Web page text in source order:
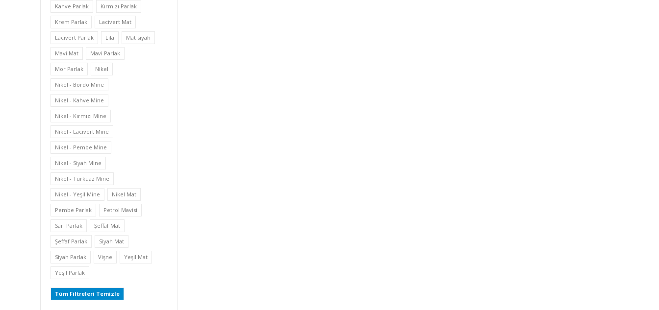
Kahve Parlak Kırmızı Parlak
Krem Parlak Lacivert Mat
Lacivert Parlak Lila Mat siyah
Mavi Mat Mavi Parlak
Mor Parlak Nikel
Nikel - Bordo Mine
Nikel - Kahve Mine
Nikel - Kırmızı Mine
Nikel - Lacivert Mine
Nikel - Pembe Mine
Nikel - Siyah Mine
Nikel - Turkuaz Mine
Nikel - Yeşil Mine Nikel Mat
Pembe Parlak Petrol Mavisi
Sarı Parlak Şeffaf Mat
Şeffaf Parlak Siyah Mat
Siyah Parlak Vişne Yeşil Mat
Yeşil Parlak
Tüm Filtreleri Temizle